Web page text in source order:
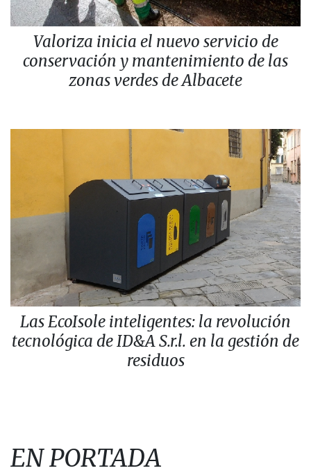
Valoriza inicia el nuevo servicio de
conservación y mantenimiento de las
zonas verdes de Albacete
Las EcoIsole inteligentes: la revolución
tecnológica de ID&A S.r.l. en la gestión de
residuos
EN PORTADA